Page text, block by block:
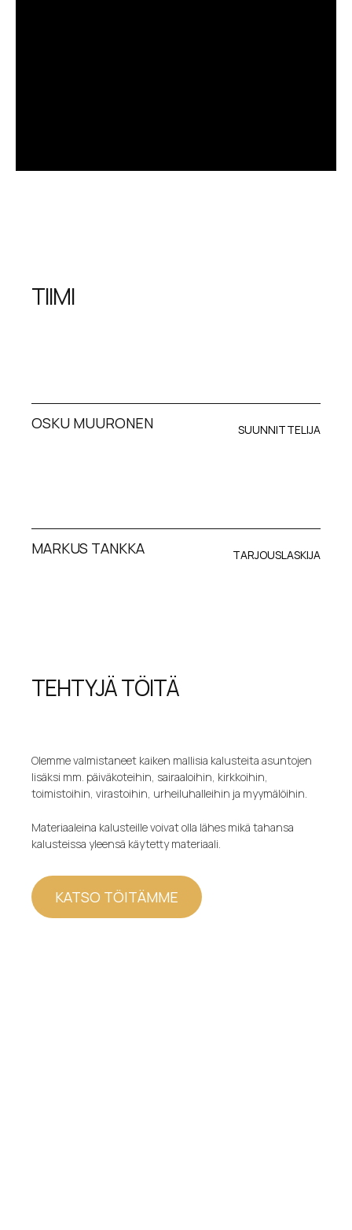
TIIMI
OSKU MUURONEN SUUNNITTELIJA
MARKUS TANKKA TARJOUSLASKIJA
TEHTYJÄ TÖITÄ
Olemme valmistaneet kaiken mallisia kalusteita asuntojen
lisäksi mm. päiväkoteihin, sairaaloihin, kirkkoihin,
toimistoihin, virastoihin, urheiluhalleihin ja myymälöihin.
Materiaaleina kalusteille voivat olla lähes mikä tahansa
kalusteissa yleensä käytetty materiaali.
KATSO TÖITÄMME